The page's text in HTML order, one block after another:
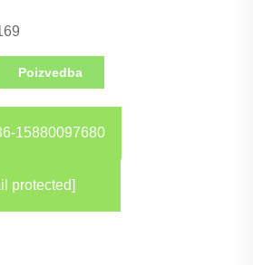
Poizvedba
15880097680
protected]